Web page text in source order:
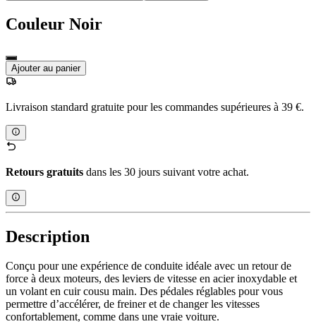
Couleur Noir
Ajouter au panier
Livraison standard gratuite pour les commandes supérieures à 39 €.
Retours gratuits dans les 30 jours suivant votre achat.
Description
Conçu pour une expérience de conduite idéale avec un retour de
force à deux moteurs, des leviers de vitesse en acier inoxydable et
un volant en cuir cousu main. Des pédales réglables pour vous
permettre d’accélérer, de freiner et de changer les vitesses
confortablement, comme dans une vraie voiture.